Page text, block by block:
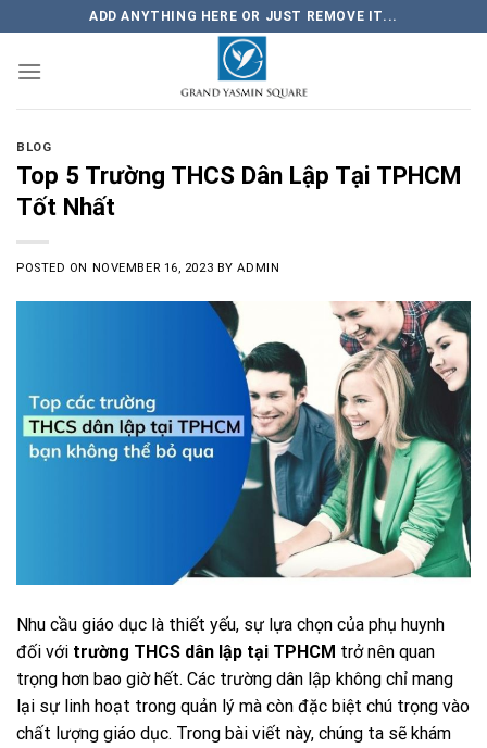
content
ADD ANYTHING HERE OR JUST REMOVE IT...
BLOG
Top 5 Trường THCS Dân Lập Tại TPHCM
Tốt Nhất
POSTED ON NOVEMBER 16, 2023 BYADMIN
Nhu cầu giáo dục là thiết yếu, sự lựa chọn của phụ huynh
đối với trường THCS dân lập tại TPHCM trở nên quan
trọng hơn bao giờ hết. Các trường dân lập không chỉ mang
lại sự linh hoạt trong quản lý mà còn đặc biệt chú trọng vào
chất lượng giáo dục. Trong bài viết này, chúng ta sẽ khám